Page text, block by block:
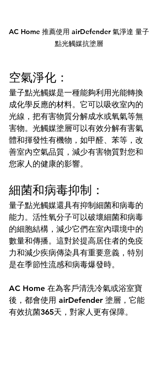
AC Home 推薦使用 airDefender 氣淨達 量子
點光觸媒抗塗層
空氣淨化：
量子點光觸媒是一種能夠利用光能轉換
成化學反應的材料。它可以吸收室內的
光線，把有害物質分解成水或氧氣等無
害物。光觸媒塗層可以有效分解有害氣
體和揮發性有機物，如甲醛、苯等，改
善室內空氣品質，減少有害物質對您和
您家人的健康的影響。
細菌和病毒抑制：
量子點光觸媒還具有抑制細菌和病毒的
能力。活性氧分子可以破壞細菌和病毒
的細胞結構，減少它們在室內環境中的
數量和傳播。這對於提高居住者的免疫
力和減少疾病傳染具有重要意義，特別
是在季節性流感和病毒爆發時。
AC Home 在為客戶清洗冷氣或浴室寶
後，都會使用 airDefender 塗層，它能
有效抗菌365天，對家人更有保障。